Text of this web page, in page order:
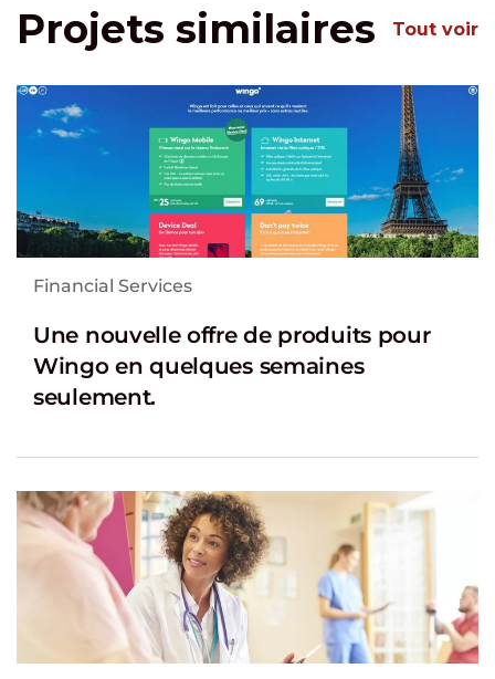
Projets similaires Tout voir
Financial Services
Une nouvelle offre de produits pour
Wingo en quelques semaines
seulement.